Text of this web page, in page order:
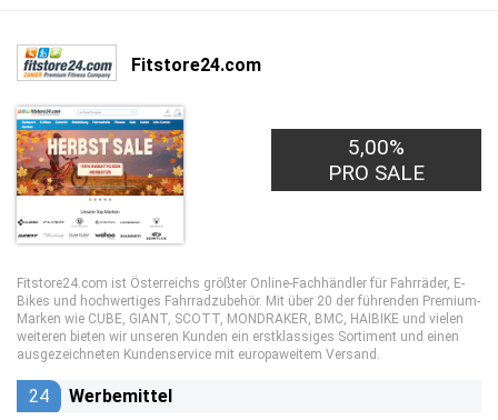
Fitstore24.com
5,00%
PRO SALE
Fitstore24.com ist Österreichs größter Online-Fachhändler für Fahrräder, E-
Bikes und hochwertiges Fahrradzubehör. Mit über 20 der führenden Premium-
Marken wie CUBE, GIANT, SCOTT, MONDRAKER, BMC, HAIBIKE und vielen
weiteren bieten wir unseren Kunden ein erstklassiges Sortiment und einen
ausgezeichneten Kundenservice mit europaweitem Versand.
24 Werbemittel